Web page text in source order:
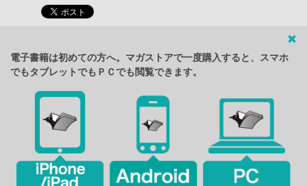
電子書籍は初めての方へ。マガストアで一度購入すると、スマホ
でもタブレットでもＰＣでも閲覧できます。